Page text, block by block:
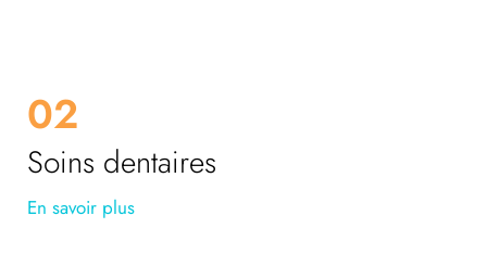
02
Soins dentaires
En savoir plus